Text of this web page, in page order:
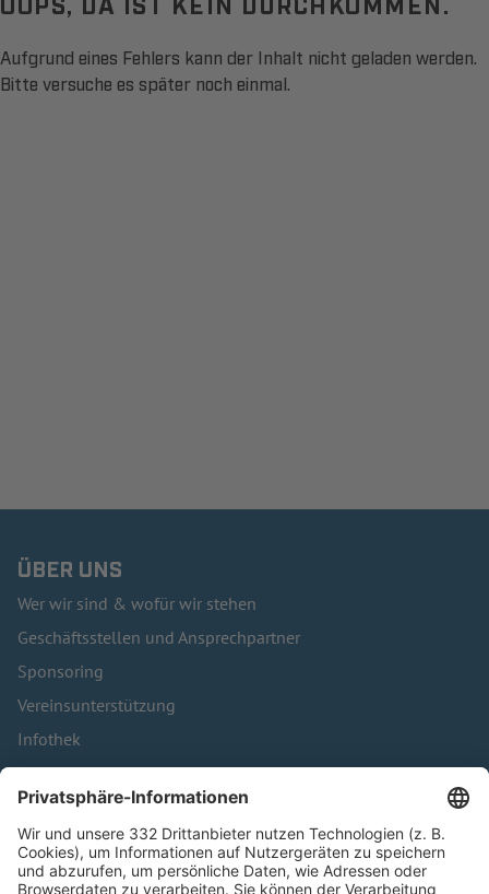
Aufgrund eines Fehlers kann der Inhalt nicht geladen werden.
Bitte versuche es später noch einmal.
ÜBER UNS
Wer wir sind & wofür wir stehen
Geschäftsstellen und Ansprechpartner
Sponsoring
Vereinsunterstützung
Infothek
Kontakt
HÄUFIG BESUCHTE SEITEN
Pässe und Vereinswechsel